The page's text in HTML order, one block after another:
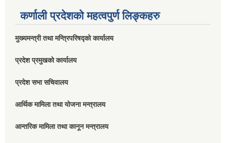
कर्णाली प्रदेशको महत्वपुर्ण लिङ्कहरु
मुख्यमन्त्री तथा मन्त्रिपरिषद्को कार्यालय
प्रदेश प्रमुखको कार्यालय
प्रदेश सभा सचिवालय
आर्थिक मामिला तथा योजना मन्त्रालय
आन्तरिक मामिला तथा कानून मन्त्रालय